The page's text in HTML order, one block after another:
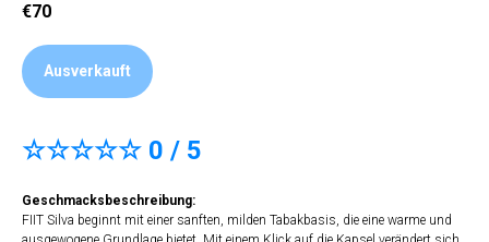
€70
Ausverkauft
☆☆☆☆☆ 0 / 5
Geschmacksbeschreibung:
FIIT Silva beginnt mit einer sanften, milden Tabakbasis, die eine warme und